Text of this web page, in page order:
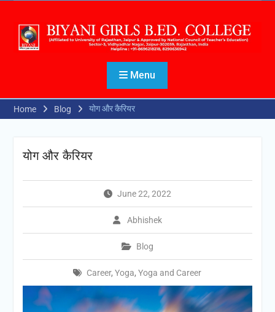
Menu
Home Blog योग और कैरियर
योग और कैरियर
June 22, 2022
Abhishek
Blog
Career,Yoga,Yoga and Career